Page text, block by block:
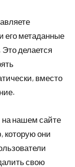
его метаданные
делается
вместо
на нашем сайте
они
свою